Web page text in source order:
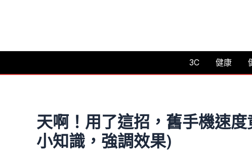
要
3C 健康
天啊！用了這招，舊手機速
小知識，強調效果)